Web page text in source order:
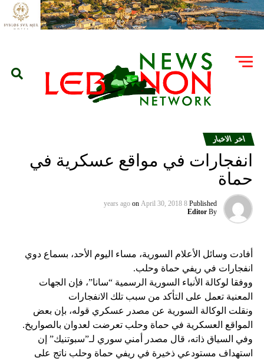
اخر الاخبار
انفجارات في مواقع عسكرية في
حماة
Published
8 years ago
on April 30, 2018
By
Editor
أفادت وسائل الأعلام السورية، مساء اليوم الأحد، بسماع دوي
انفجارات في ريفي حماة وحلب.
ووفقا لوكالة الأنباء السورية الرسمية “سانا”، فإن الجهات
المعنية تعمل على التأكد من سبب تلك الانفجارات
ونقلت الوكالة السورية عن مصدر عسكري قوله، بإن بعض
المواقع العسكرية في حماة وحلب تعرضت لعدوان بالصواريخ.
وفي السياق ذاته، قال مصدر أمني سوري لـ”سبوتنيك” إن
استهداف مستودعي ذخيرة في ريفي حماة وحلب ناتج على